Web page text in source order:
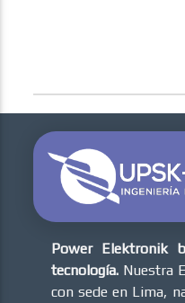
Power Elektronik
tecnología. Nuestra
con sede en Lima,